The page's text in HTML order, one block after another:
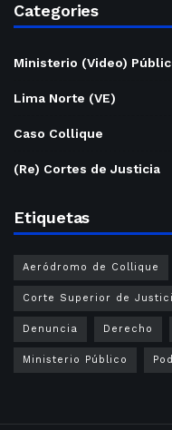
Categories
Ministerio (Video)
Lima Norte (VE)
Caso Collique
(Re) Cortes de Justicia
Etiquetas
Aeródromo de Collique
Corte Superior de
Denuncia Derecho
Ministerio Público